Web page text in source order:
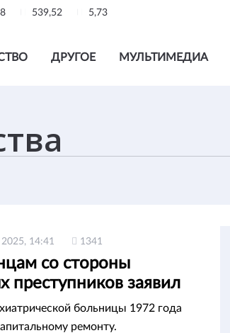
539,52 5,73
ДРУГОЕ МУЛЬТИМЕДИА
14:41 1341
со стороны
преступников заявил
больницы 1972 года
ремонту.